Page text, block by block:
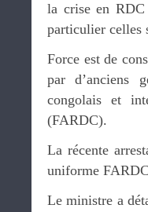
la crise en RDC
particulier celles
Force est de
par d’anciens
congolais et
(FARDC).
La récente
uniforme
Le ministre a